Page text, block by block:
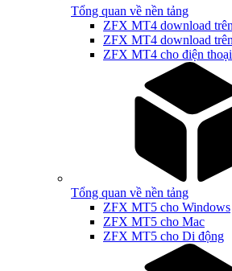
Tổng quan về nền tảng
ZFX MT4 download
ZFX MT4 download
ZFX MT4 cho điện
Tổng quan về nền tảng
ZFX MT5 cho Windows
ZFX MT5 cho Mac
ZFX MT5 cho Di động